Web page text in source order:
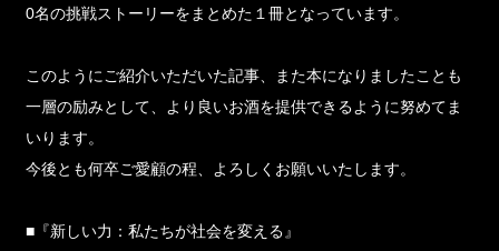
0名の挑戦ストーリーをまとめた１冊となっています。
このようにご紹介いただいた記事、また本になりましたことも
一層の励みとして、より良いお酒を提供できるように努めてま
いります。
今後とも何卒ご愛顧の程、よろしくお願いいたします。
■『新しい力：私たちが社会を変える』